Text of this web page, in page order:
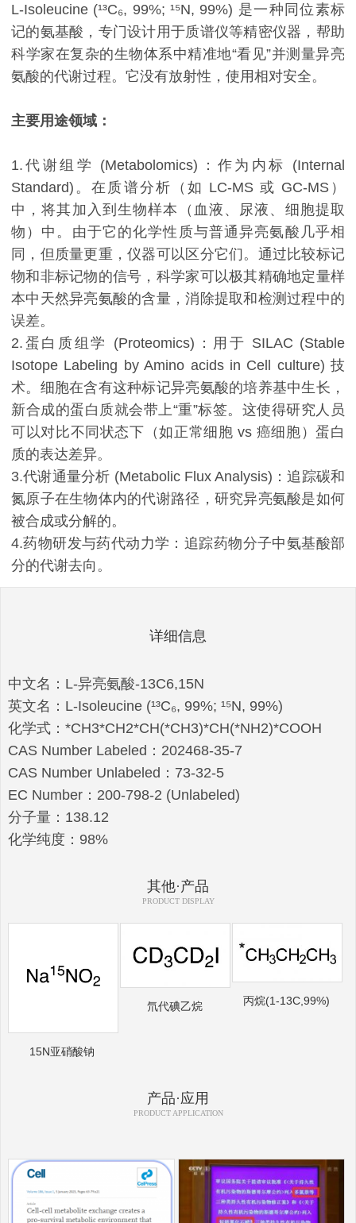
L-Isoleucine (¹³C₆, 99%; ¹⁵N, 99%) 是一种同位素标
记的氨基酸，专门设计用于质谱仪等精密仪器，帮助
科学家在复杂的生物体系中精准地“看见”并测量异亮
氨酸的代谢过程。它没有放射性，使用相对安全。
主要用途领域：
1.代谢组学 (Metabolomics)：作为内标 (Internal
Standard)。在质谱分析（如 LC-MS 或 GC-MS）
中，将其加入到生物样本（血液、尿液、细胞提取
物）中。由于它的化学性质与普通异亮氨酸几乎相
同，但质量更重，仪器可以区分它们。通过比较标记
物和非标记物的信号，科学家可以极其精确地定量样
本中天然异亮氨酸的含量，消除提取和检测过程中的
误差。
2.蛋白质组学 (Proteomics)：用于 SILAC (Stable
Isotope Labeling by Amino acids in Cell culture) 技
术。细胞在含有这种标记异亮氨酸的培养基中生长，
新合成的蛋白质就会带上“重”标签。这使得研究人员
可以对比不同状态下（如正常细胞 vs 癌细胞）蛋白
质的表达差异。
3.代谢通量分析 (Metabolic Flux Analysis)：追踪碳和
氮原子在生物体内的代谢路径，研究异亮氨酸是如何
被合成或分解的。
4.药物研发与药代动力学：追踪药物分子中氨基酸部
分的代谢去向。
详细信息
中文名：L-异亮氨酸-13C6,15N
英文名：L-Isoleucine (¹³C₆, 99%; ¹⁵N, 99%)
化学式：*CH3*CH2*CH(*CH3)*CH(*NH2)*COOH
CAS Number Labeled：202468-35-7
CAS Number Unlabeled：73-32-5
EC Number：200-798-2 (Unlabeled)
分子量：138.12
化学纯度：98%
其他·产品
PRODUCT DISPLAY
15N亚硝酸钠
氘代碘乙烷 丙烷(1-13C,99%)
产品·应用
PRODUCT APPLICATION